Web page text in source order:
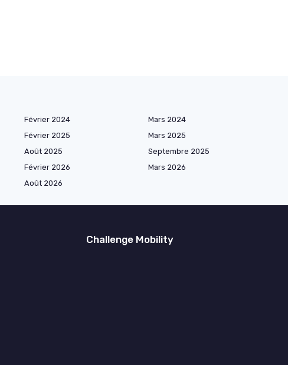
Février 2024
Mars 2024
Février 2025
Mars 2025
Août 2025
Septembre 2025
Février 2026
Mars 2026
Août 2026
Challenge Mobility